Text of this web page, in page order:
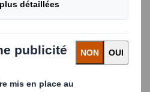
SMITH POUR LA GESTION
DANS LE CADRE DE VOS
?
à long terme, grâce au